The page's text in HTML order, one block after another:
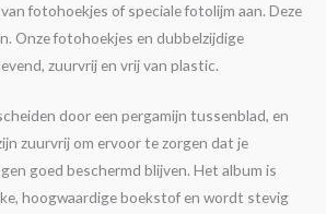
fotohoekjes of speciale fotolijm aan. Deze
Onze fotohoekjes en dubbelzijdige
zuurvrij en vrij van plastic.
door een pergamijn tussenblad, en
zuurvrij om ervoor te zorgen dat je
goed beschermd blijven. Het album is
hoogwaardige boekstof en wordt stevig